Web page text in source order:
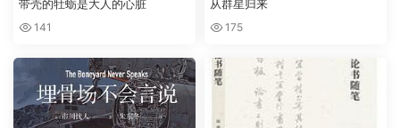
带壳的牡蛎是大人的心脏
141
从群星归来
175